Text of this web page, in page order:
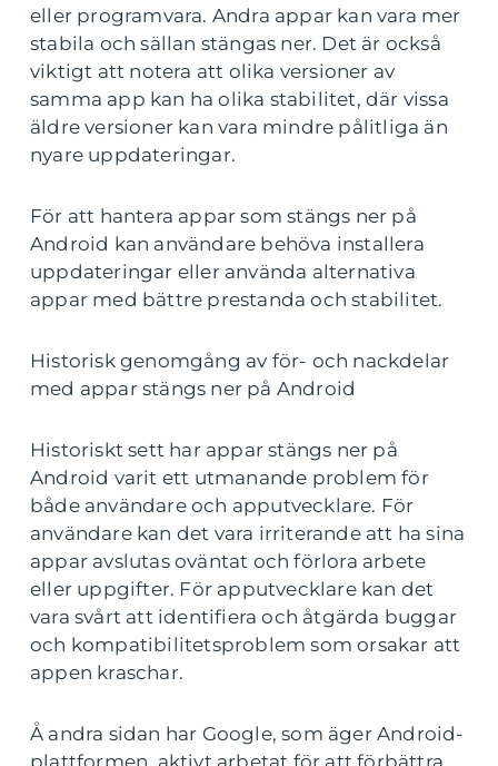
eller programvara. Andra appar kan vara mer
stabila och sällan stängas ner. Det är också
viktigt att notera att olika versioner av
samma app kan ha olika stabilitet, där vissa
äldre versioner kan vara mindre pålitliga än
nyare uppdateringar.
För att hantera appar som stängs ner på
Android kan användare behöva installera
uppdateringar eller använda alternativa
appar med bättre prestanda och stabilitet.
Historisk genomgång av för- och nackdelar
med appar stängs ner på Android
Historiskt sett har appar stängs ner på
Android varit ett utmanande problem för
både användare och apputvecklare. För
användare kan det vara irriterande att ha sina
appar avslutas oväntat och förlora arbete
eller uppgifter. För apputvecklare kan det
vara svårt att identifiera och åtgärda buggar
och kompatibilitetsproblem som orsakar att
appen kraschar.
Å andra sidan har Google, som äger Android-
plattformen, aktivt arbetat för att förbättra